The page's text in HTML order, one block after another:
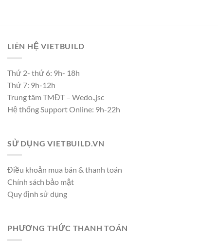
LIÊN HỆ VIETBUILD
Thứ 2- thứ 6: 9h- 18h
Thứ 7: 9h-12h
Trung tâm TMĐT – Wedo.,jsc
Hệ thống Support Online: 9h-22h
SỬ DỤNG VIETBUILD.VN
Điều khoản mua bán & thanh toán
Chính sách bảo mật
Quy định sử dụng
PHƯƠNG THỨC THANH TOÁN